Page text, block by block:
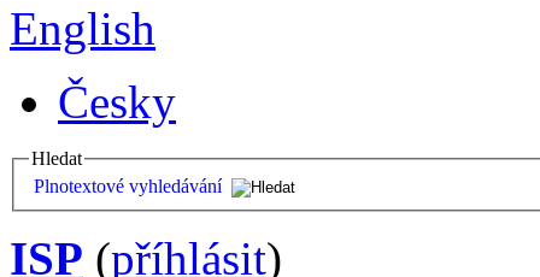
English
Česky
Hledat
Plnotextové vyhledávání
ISP (příhlásit)